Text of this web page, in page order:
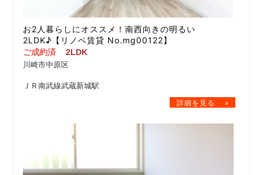
お2人暮らしにオススメ！南西向きの明るい
2LDK♪【リノベ賃貸 No.mg00122】
ご成約済
2LDK
川崎市中原区
ＪＲ南武線武蔵新城駅